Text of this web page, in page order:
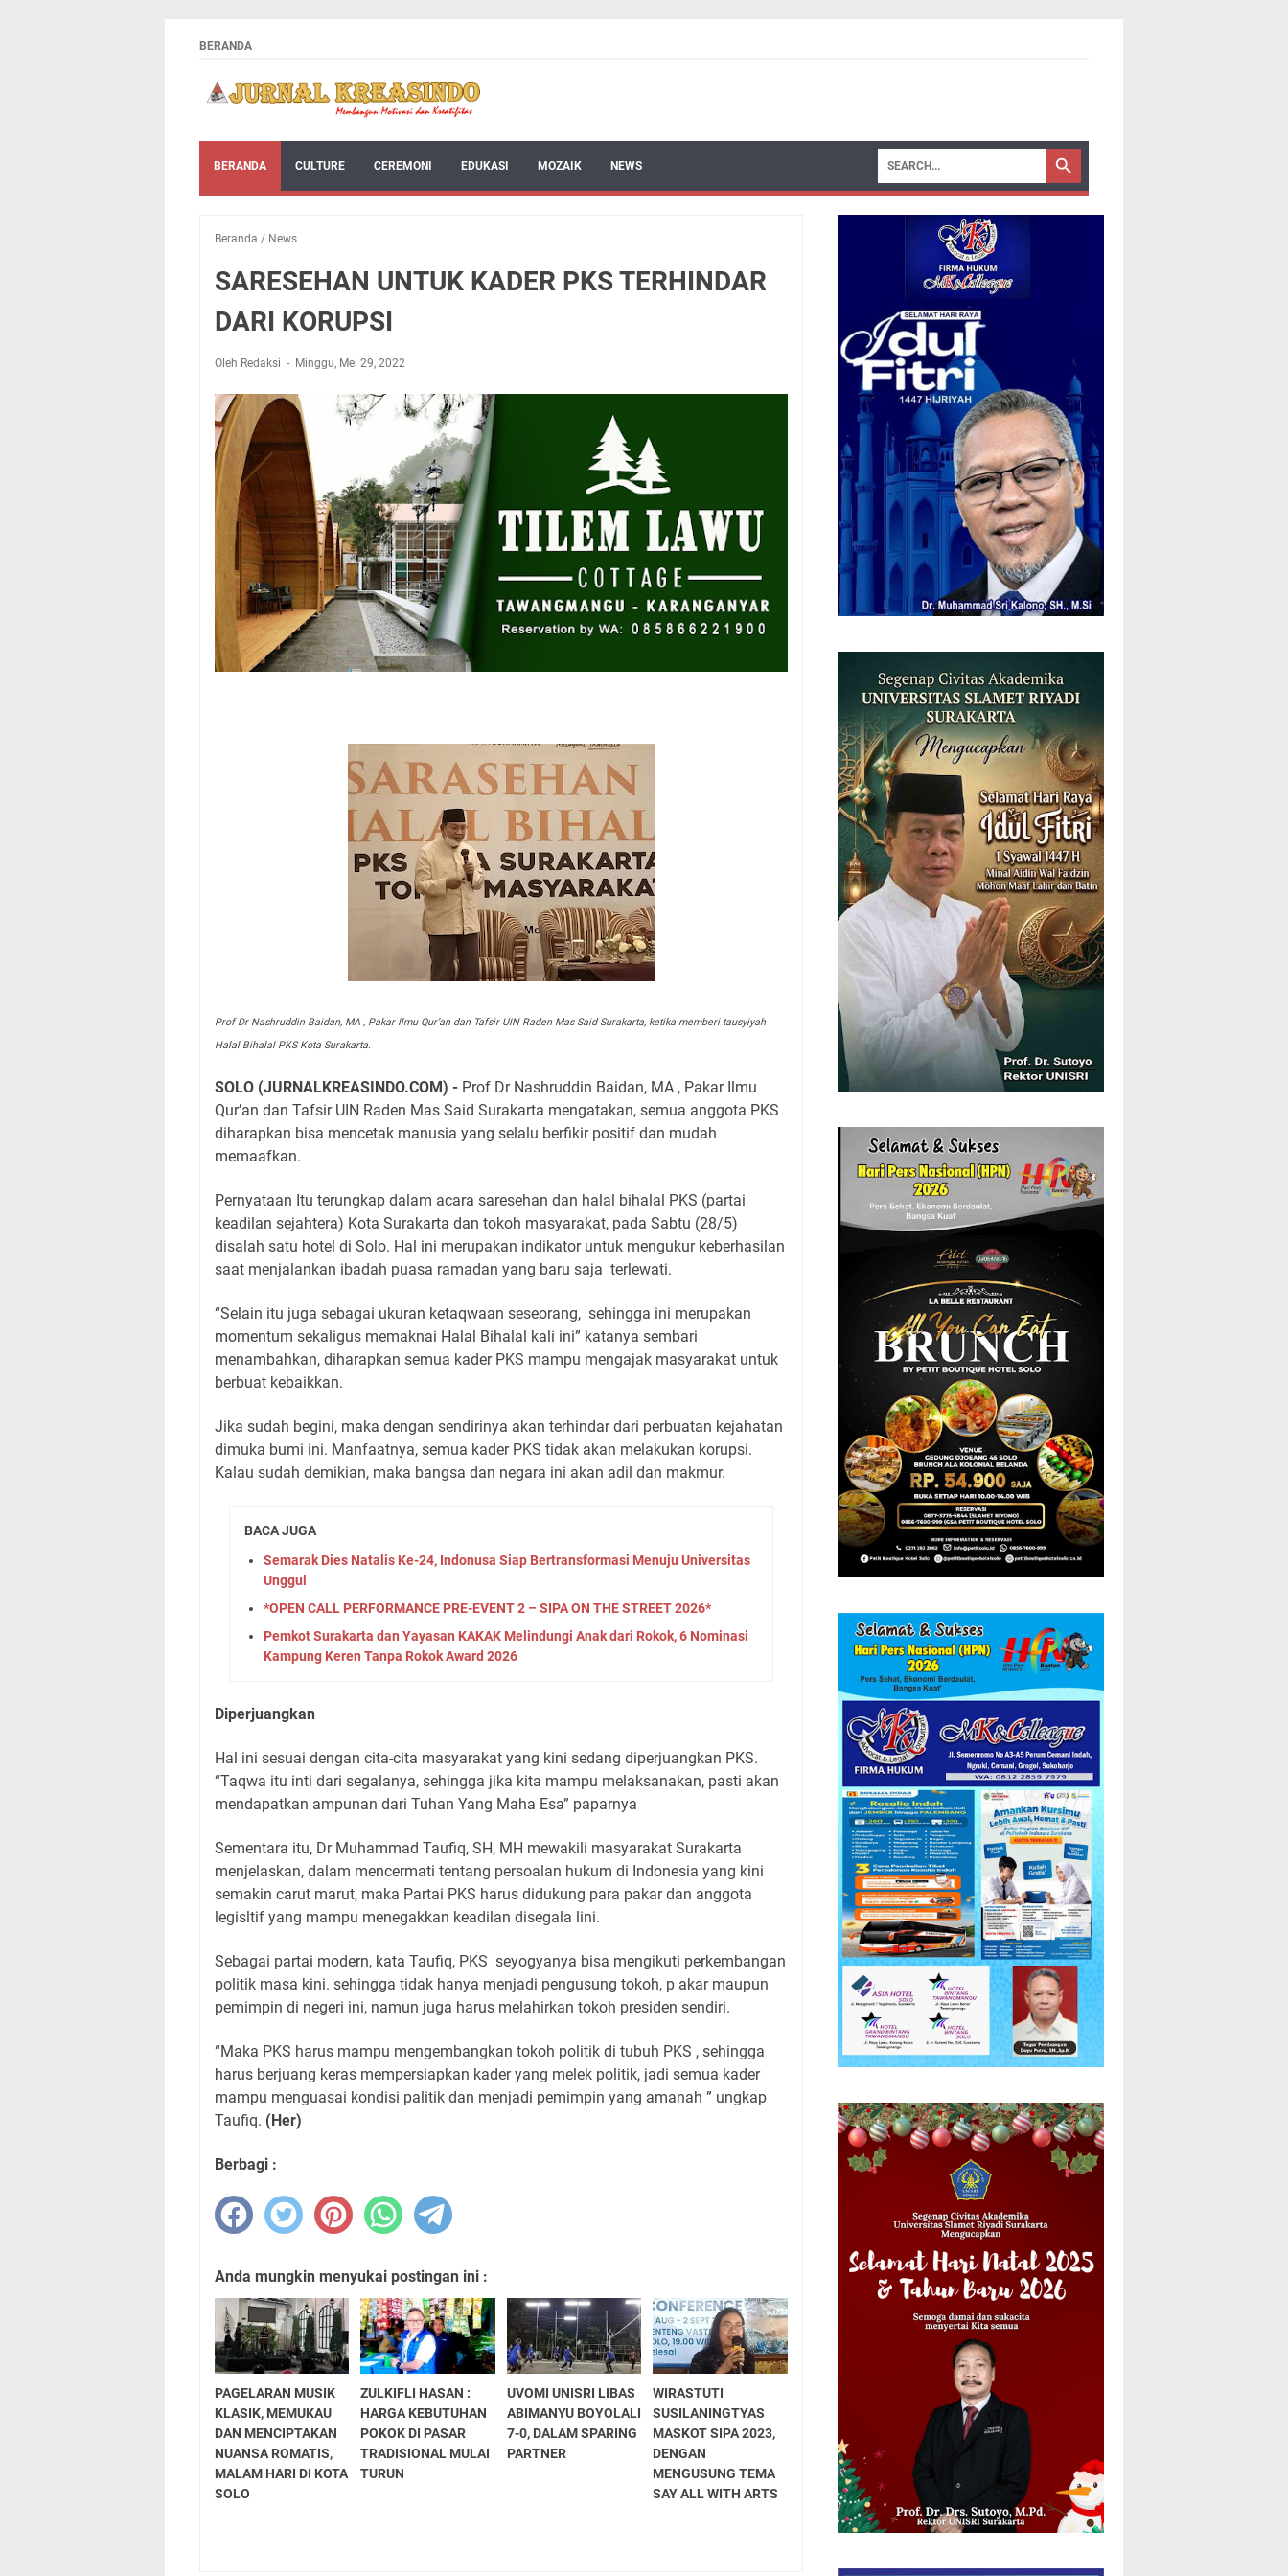
BERANDA
BERANDA CULTURE CEREMONI EDUKASI MOZAIK NEWS
Beranda / News
SARESEHAN UNTUK KADER PKS TERHINDAR
DARI KORUPSI
Oleh Redaksi Minggu, Mei 29, 2022
Prof Dr Nashruddin Baidan, MA , Pakar Ilmu Qur’an dan Tafsir UIN Raden Mas Said Surakarta, ketika memberi tausyiyah
Halal Bihalal PKS Kota Surakarta.
SOLO (JURNALKREASINDO.COM) - Prof Dr Nashruddin Baidan, MA , Pakar Ilmu
Qur’an dan Tafsir UIN Raden Mas Said Surakarta mengatakan, semua anggota PKS
diharapkan bisa mencetak manusia yang selalu berfikir positif dan mudah
memaafkan.
Pernyataan Itu terungkap dalam acara saresehan dan halal bihalal PKS (partai
keadilan sejahtera) Kota Surakarta dan tokoh masyarakat, pada Sabtu (28/5)
disalah satu hotel di Solo. Hal ini merupakan indikator untuk mengukur keberhasilan
saat menjalankan ibadah puasa ramadan yang baru saja terlewati.
“Selain itu juga sebagai ukuran ketaqwaan seseorang, sehingga ini merupakan
momentum sekaligus memaknai Halal Bihalal kali ini” katanya sembari
menambahkan, diharapkan semua kader PKS mampu mengajak masyarakat untuk
berbuat kebaikkan.
Jika sudah begini, maka dengan sendirinya akan terhindar dari perbuatan kejahatan
dimuka bumi ini. Manfaatnya, semua kader PKS tidak akan melakukan korupsi.
Kalau sudah demikian, maka bangsa dan negara ini akan adil dan makmur.
BACA JUGA
Semarak Dies Natalis Ke-24, Indonusa Siap Bertransformasi Menuju Universitas
Unggul
*OPEN CALL PERFORMANCE PRE-EVENT 2 – SIPA ON THE STREET 2026*
Pemkot Surakarta dan Yayasan KAKAK Melindungi Anak dari Rokok, 6 Nominasi
Kampung Keren Tanpa Rokok Award 2026
Diperjuangkan
Hal ini sesuai dengan cita-cita masyarakat yang kini sedang diperjuangkan PKS.
“Taqwa itu inti dari segalanya, sehingga jika kita mampu melaksanakan, pasti akan
mendapatkan ampunan dari Tuhan Yang Maha Esa” paparnya
Sementara itu, Dr Muhammad Taufiq, SH, MH mewakili masyarakat Surakarta
menjelaskan, dalam mencermati tentang persoalan hukum di Indonesia yang kini
semakin carut marut, maka Partai PKS harus didukung para pakar dan anggota
legisltif yang mampu menegakkan keadilan disegala lini.
Sebagai partai modern, kata Taufiq, PKS seyogyanya bisa mengikuti perkembangan
politik masa kini. sehingga tidak hanya menjadi pengusung tokoh, p akar maupun
pemimpin di negeri ini, namun juga harus melahirkan tokoh presiden sendiri.
“Maka PKS harus mampu mengembangkan tokoh politik di tubuh PKS , sehingga
harus berjuang keras mempersiapkan kader yang melek politik, jadi semua kader
mampu menguasai kondisi palitik dan menjadi pemimpin yang amanah ” ungkap
Taufiq. (Her)
Berbagi :
Anda mungkin menyukai postingan ini :
PAGELARAN MUSIK
KLASIK, MEMUKAU
DAN MENCIPTAKAN
NUANSA ROMATIS,
MALAM HARI DI KOTA
SOLO
ZULKIFLI HASAN :
HARGA KEBUTUHAN
POKOK DI PASAR
TRADISIONAL MULAI
TURUN
UVOMI UNISRI LIBAS
ABIMANYU BOYOLALI
7-0, DALAM SPARING
PARTNER
WIRASTUTI
SUSILANINGTYAS
MASKOT SIPA 2023,
DENGAN
MENGUSUNG TEMA
SAY ALL WITH ARTS